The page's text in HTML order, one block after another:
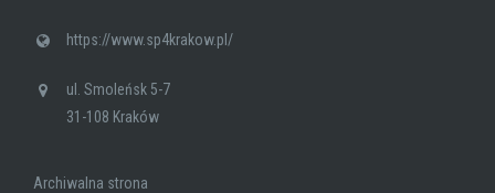
https://www.sp4krakow.pl/
ul. Smoleńsk 5-7
31-108 Kraków
Archiwalna strona